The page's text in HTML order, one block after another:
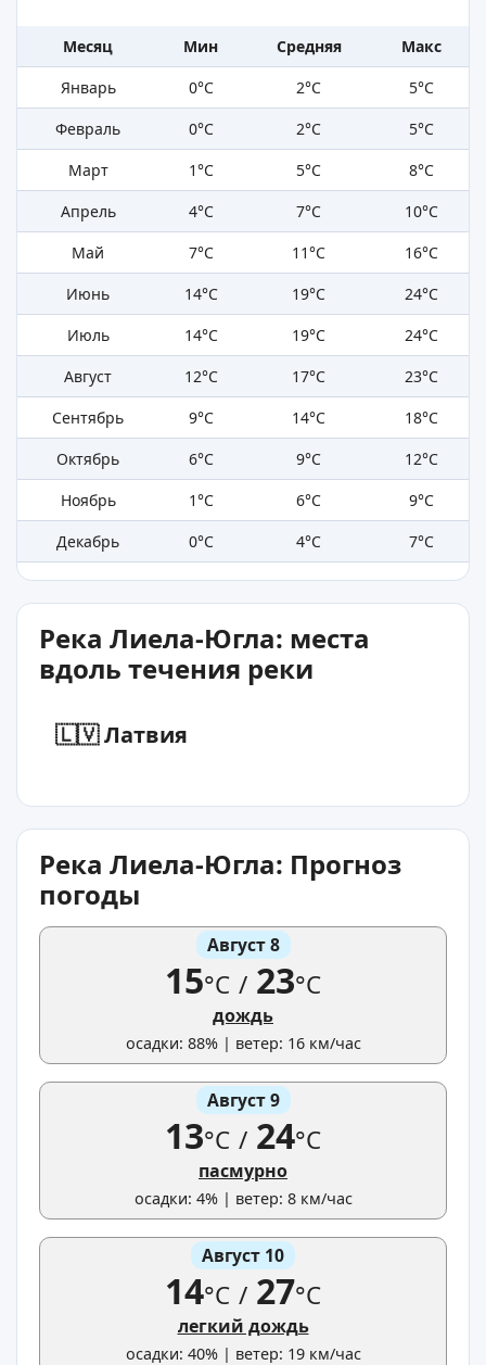
Месяц Мин Средняя
Макс
Январь
0°C 2°C
5°C
Февраль
0°C 2°C
5°C
Март
1°C 5°C
8°C
Апрель
4°C 7°C
10°C
Май
7°C 11°C
16°C
Июнь
14°C 19°C
24°C
Июль
14°C 19°C
24°C
Август
12°C 17°C
23°C
Сентябрь
9°C 14°C
18°C
Октябрь
6°C 9°C
12°C
Ноябрь
1°C 6°C
9°C
Декабрь
0°C 4°C 7°C
Река Лиела-Югла: места
вдоль течения реки
🇱🇻 Латвия
Река Лиела-Югла: Прогноз
погоды
Август 8
15°C / 23°C
дождь
осадки: 88% | ветер: 16 км/час
Август 9
13°C / 24°C
пасмурно
осадки: 4% | ветер: 8 км/час
Август 10
14°C / 27°C
легкий дождь
осадки: 40% | ветер: 19 км/час